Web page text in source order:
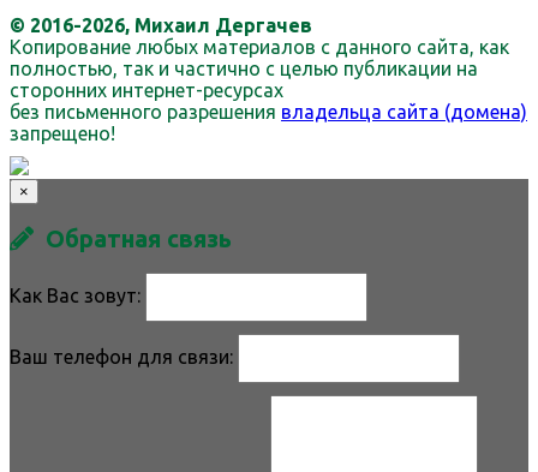
© 2016-2026, Михаил Дергачев
Копирование любых материалов с данного сайта, как
полностью, так и частично с целью публикации на
сторонних интернет-ресурсах
без письменного разрешения владельца сайта (домена)
запрещено!
×
Обратная связь
Как Вас зовут:
Ваш телефон для связи: